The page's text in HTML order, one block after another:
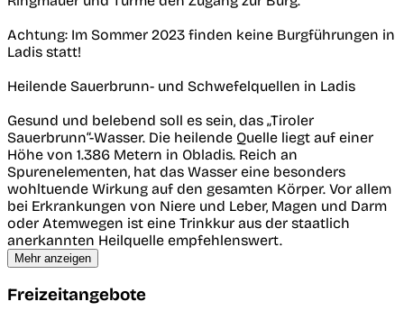
Achtung: Im Sommer 2023 finden keine Burgführungen in
Ladis statt!
Heilende Sauerbrunn- und Schwefelquellen in Ladis
Gesund und belebend soll es sein, das „Tiroler
Sauerbrunn“-Wasser. Die heilende Quelle liegt auf einer
Höhe von 1.386 Metern in Obladis. Reich an
Spurenelementen, hat das Wasser eine besonders
wohltuende Wirkung auf den gesamten Körper. Vor allem
bei Erkrankungen von Niere und Leber, Magen und Darm
oder Atemwegen ist eine Trinkkur aus der staatlich
anerkannten Heilquelle empfehlenswert.
Mehr anzeigen
Freizeitangebote